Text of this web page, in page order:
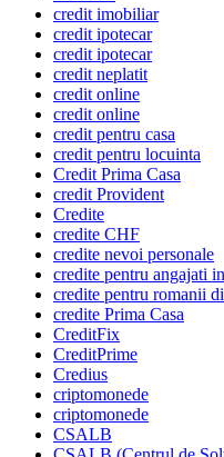
credit imobiliar
credit ipotecar
credit ipotecar
credit neplatit
credit online
credit online
credit pentru casa
credit pentru locuinta
Credit Prima Casa
credit Provident
Credite
credite CHF
credite nevoi personale
credite pentru angajati
credite pentru romanii
credite Prima Casa
CreditFix
CreditPrime
Credius
criptomonede
criptomonede
CSALB